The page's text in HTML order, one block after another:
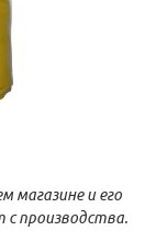
магазине и его
с производства.